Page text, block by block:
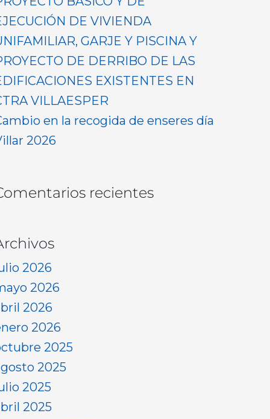
DE VIVIENDA
GARJE Y PISCINA Y
DE DERRIBO DE LAS
EXISTENTES EN
VILLAESPER
en la recogida de enseres día
2026
recientes
2026
2026
2026
2026
2025
2025
2025
2025